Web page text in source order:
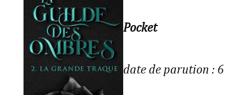
Pocket
date de parution : 6